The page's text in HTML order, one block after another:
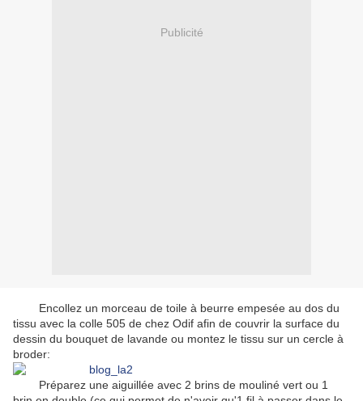
Publicité
Encollez un morceau de toile à beurre empesée au dos du
tissu avec la colle 505 de chez Odif afin de couvrir la surface du
dessin du bouquet de lavande ou montez le tissu sur un cercle à
broder:
Préparez une aiguillée avec 2 brins de mouliné vert ou 1